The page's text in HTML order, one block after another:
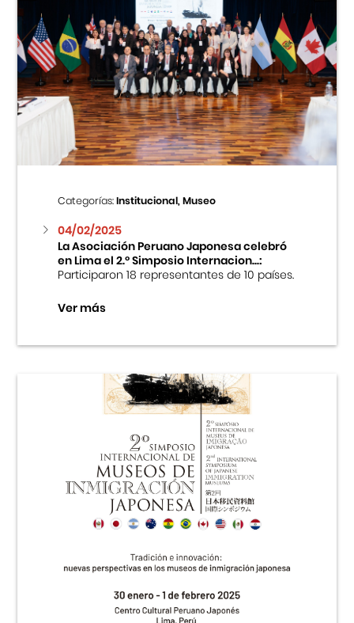
Categorías:Institucional, Museo
04/02/2025
La Asociación Peruano Japonesa celebró
en Lima el 2.º Simposio Internacion...:
Participaron 18 representantes de 10 países.
Ver más